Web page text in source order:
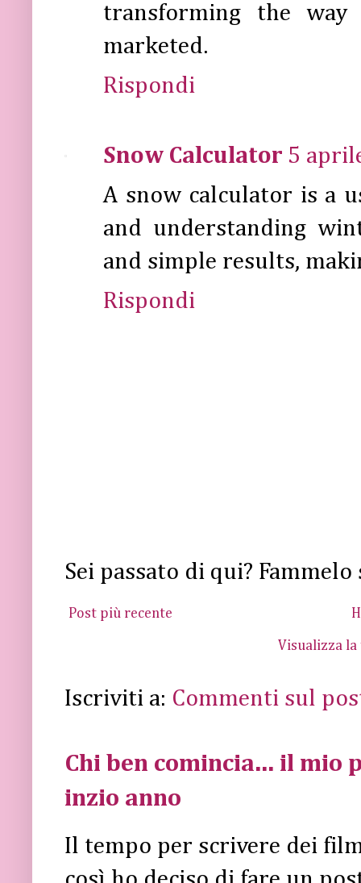
transforming the way
marketed.
Rispondi
Snow Calculator 5
A snow calculator is a
and understanding
and simple results,
Rispondi
Sei passato di qui?
Post più recente
Visualizza
Iscriviti a: Commenti sul
Chi ben comincia... il
inzio anno
Il tempo per scrivere dei